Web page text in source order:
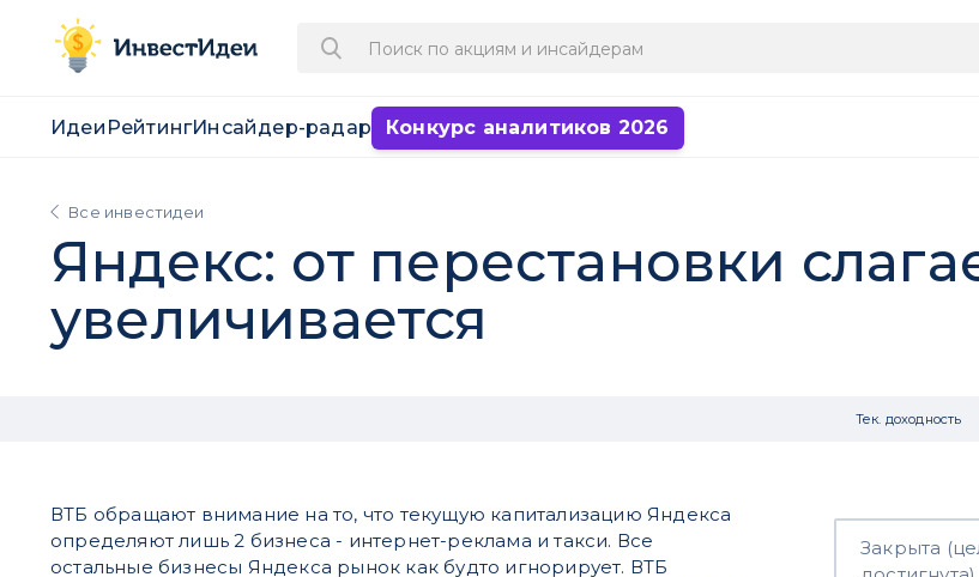
Идеи РейтингИнсайдер-радар Конкурс аналитиков 2026
Все инвестидеи
Яндекс: от перестановки
увеличивается
Тек. доходность
ВТБ обращают внимание на то, что текущую капитализацию Яндекса
определяют лишь 2 бизнеса - интернет-реклама и такси. Все
остальные бизнесы Яндекса рынок как будто игнорирует. ВТБ
Закрыта